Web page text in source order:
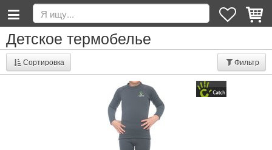
Детское термобелье
Сортировка Фильтр